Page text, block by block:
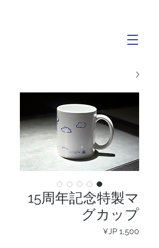
15周年記念特製マ
グカップ
السعر